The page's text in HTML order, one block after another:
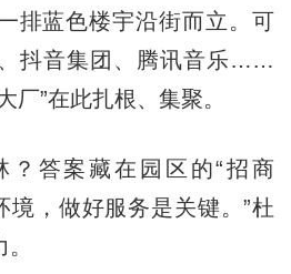
排蓝色楼宇沿街而立。可
抖音集团、腾讯音乐……
厂”在此扎根、集聚。
答案藏在园区的“招商
境，做好服务是关键。”杜